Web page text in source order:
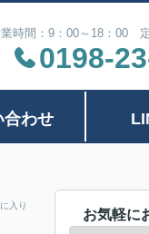
時間：9：00～18：00
0198-
合わせ
入り
お気軽に